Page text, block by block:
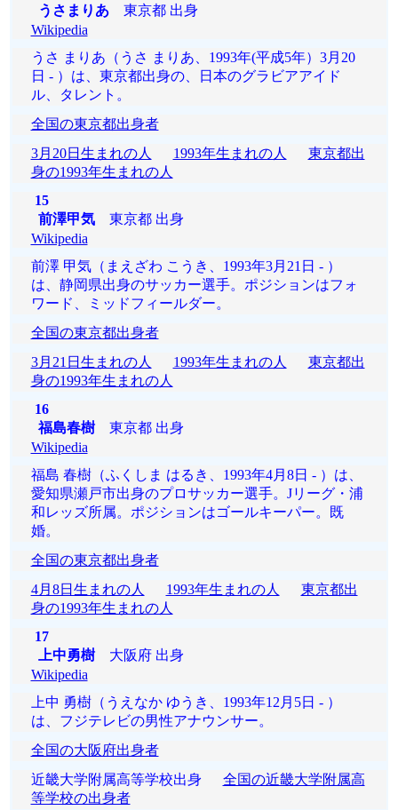
うさまりあ東京都 出身
Wikipedia
うさ まりあ（うさ まりあ、1993年(平成5年）3月20
日 - ）は、東京都出身の、日本のグラビアアイド
ル、タレント。
全国の東京都出身者
3月20日生まれの人
1993年生まれの人
東京都出
身の1993年生まれの人
15
前澤甲気東京都 出身
Wikipedia
前澤 甲気（まえざわ こうき、1993年3月21日 - ）
は、静岡県出身のサッカー選手。ポジションはフォ
ワード、ミッドフィールダー。
全国の東京都出身者
3月21日生まれの人
1993年生まれの人
東京都出
身の1993年生まれの人
16
福島春樹東京都 出身
Wikipedia
福島 春樹（ふくしま はるき、1993年4月8日 - ）は、
愛知県瀬戸市出身のプロサッカー選手。Jリーグ・浦
和レッズ所属。ポジションはゴールキーパー。既
婚。
全国の東京都出身者
4月8日生まれの人
1993年生まれの人
東京都出
身の1993年生まれの人
17
上中勇樹大阪府 出身
Wikipedia
上中 勇樹（うえなか ゆうき、1993年12月5日 - ）
は、フジテレビの男性アナウンサー。
全国の大阪府出身者
近畿大学附属高等学校出身 全国の近畿大学附属高
等学校の出身者